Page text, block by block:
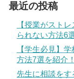
最近の投稿
【授業がスト
られない方法6
【学生必見】
方法7選を紹介！
先生に相談を